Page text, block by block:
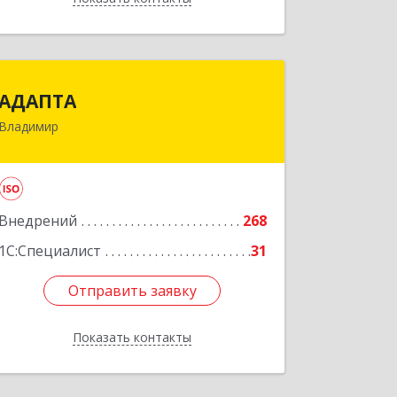
Владимир
Внедрений
268
1С:Специалист
31
Отправить заявку
Показать контакты
600005, Владимирская обл, Владимир
Подробнее
Отправить заявку
Назад